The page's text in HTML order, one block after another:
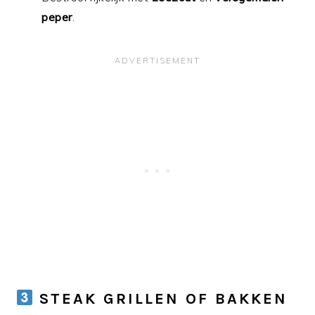
peper.
STEAK GRILLEN OF BAKKEN